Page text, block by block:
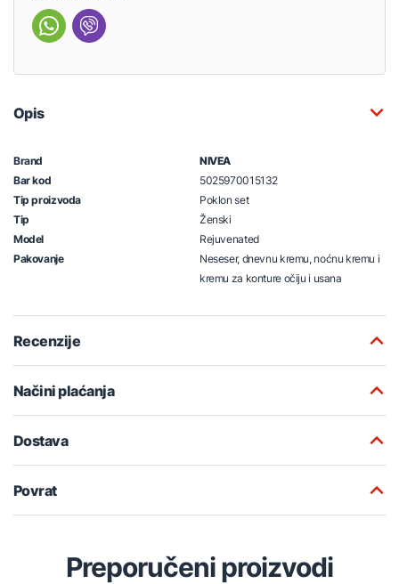
Opis
Brand
NIVEA
Bar kod
5025970015132
Tip proizvoda
Poklon set
Tip
Ženski
Model
Rejuvenated
Pakovanje
Neseser, dnevnu kremu, noćnu kremu i
kremu za konture očiju i usana
Recenzije
Načini plaćanja
Dostava
Povrat
Preporučeni proizvodi